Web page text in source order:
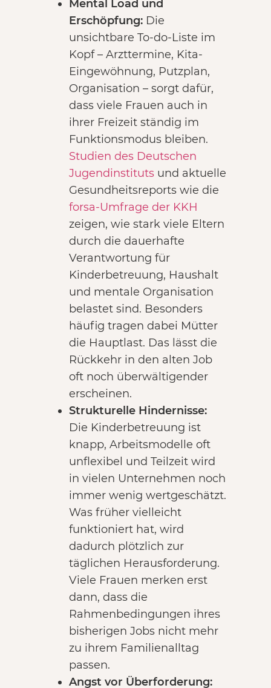
Mental Load und
Erschöpfung: Die
unsichtbare To-do-Liste im
Kopf – Arzttermine, Kita-
Eingewöhnung, Putzplan,
Organisation – sorgt dafür,
dass viele Frauen auch in
ihrer Freizeit ständig im
Funktionsmodus bleiben.
Studien des Deutschen
Jugendinstituts und aktuelle
Gesundheitsreports wie die
forsa-Umfrage der KKH
zeigen, wie stark viele Eltern
durch die dauerhafte
Verantwortung für
Kinderbetreuung, Haushalt
und mentale Organisation
belastet sind. Besonders
häufig tragen dabei Mütter
die Hauptlast. Das lässt die
Rückkehr in den alten Job
oft noch überwältigender
erscheinen.
Strukturelle Hindernisse:
Die Kinderbetreuung ist
knapp, Arbeitsmodelle oft
unflexibel und Teilzeit wird
in vielen Unternehmen noch
immer wenig wertgeschätzt.
Was früher vielleicht
funktioniert hat, wird
dadurch plötzlich zur
täglichen Herausforderung.
Viele Frauen merken erst
dann, dass die
Rahmenbedingungen ihres
bisherigen Jobs nicht mehr
zu ihrem Familienalltag
passen.
Angst vor Überforderung: